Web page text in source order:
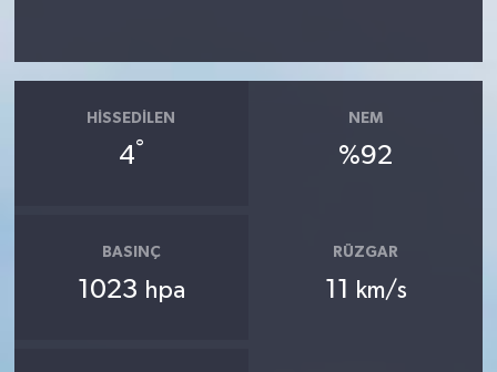
HISSEDILEN
4°
NEM
%92
BASINÇ
1023 hpa
RÜZGAR
11 km/s